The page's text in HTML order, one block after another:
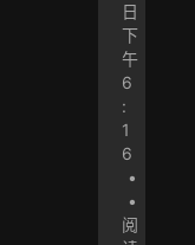
日
下
午
6
:
1
6
•
•
阅